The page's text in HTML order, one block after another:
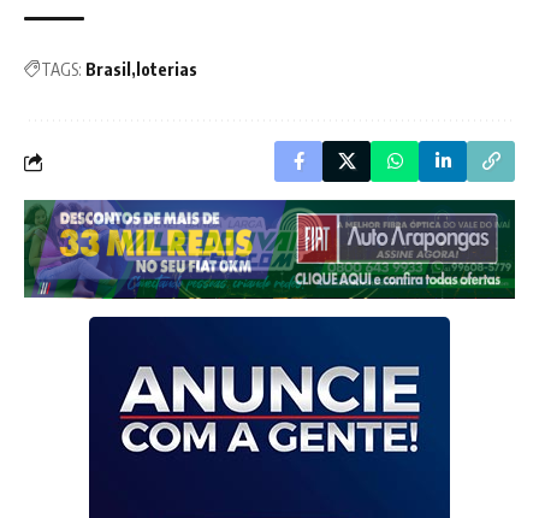
TAGS: Brasil loterias